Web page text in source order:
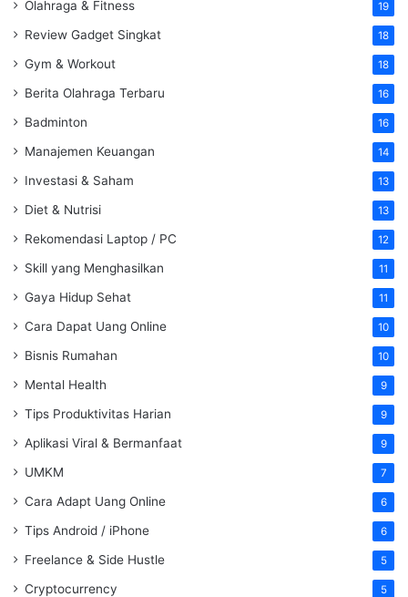
Olahraga & Fitness 19
Review Gadget Singkat 18
Gym & Workout 18
Berita Olahraga Terbaru 16
Badminton 16
Manajemen Keuangan 14
Investasi & Saham 13
Diet & Nutrisi 13
Rekomendasi Laptop / PC 12
Skill yang Menghasilkan 11
Gaya Hidup Sehat 11
Cara Dapat Uang Online 10
Bisnis Rumahan 10
Mental Health 9
Tips Produktivitas Harian 9
Aplikasi Viral & Bermanfaat 9
UMKM 7
Cara Adapt Uang Online 6
Tips Android / iPhone 6
Freelance & Side Hustle 5
Cryptocurrency 5